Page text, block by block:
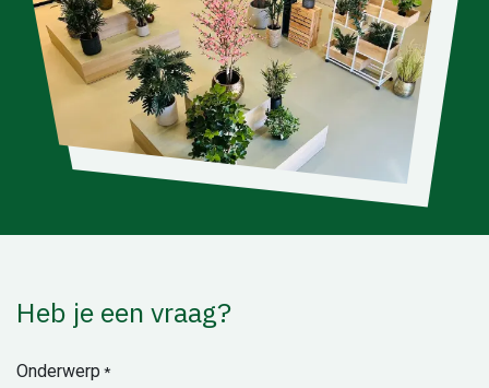
Heb je een vraag?
Onderwerp *